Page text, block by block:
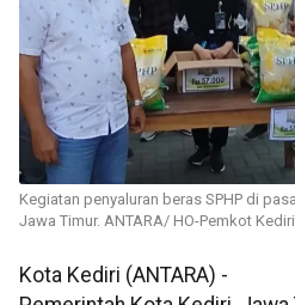
Kegiatan penyaluran beras SPHP di
Jawa Timur. ANTARA/ HO-Pemkot Kediri
Kota Kediri (ANTARA) -